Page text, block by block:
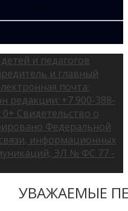
и педагогов
и главный
почта:
редакции: +7 900-388-
0+ Свидетельство о
Федеральной
информационных
ЭЛ № ФС 77 -
УВАЖАЕМЫЕ